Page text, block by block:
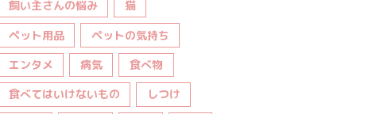
飼い主さんの悩み
猫
ペット用品
ペットの気持ち
エンタメ
病気
食べ物
食べてはいけないもの
しつけ